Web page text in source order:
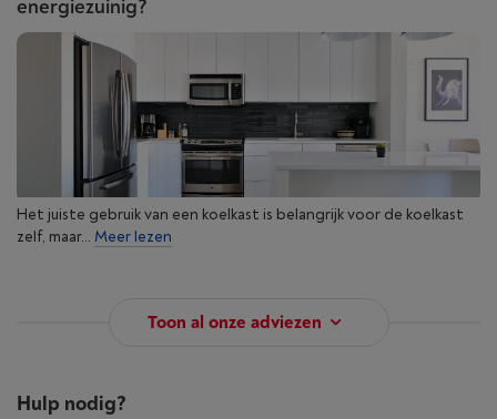
energiezuinig?
Het juiste gebruik van een koelkast is belangrijk voor de koelkast
zelf, maar... Meer lezen
Toon al onze adviezen
Hulp nodig?